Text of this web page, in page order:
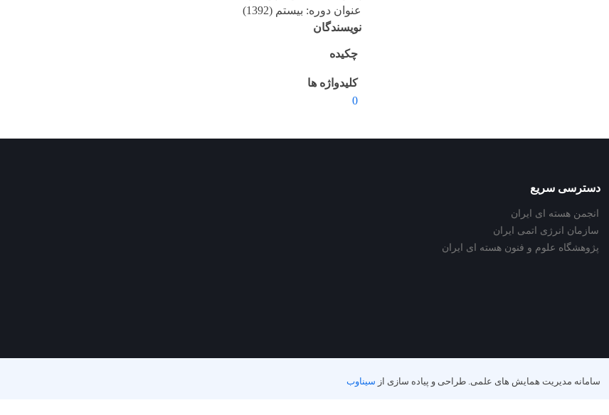
عنوان دوره: بیستم (1392)
نویسندگان
چکیده
کلیدواژه ها
0
دسترسی سریع
انجمن هسته ای ایران
سازمان انرژی اتمی ایران
پژوهشگاه علوم و فنون هسته ای ایران
سامانه مدیریت همایش های علمی. طراحی و پیاده سازی از سیناوب